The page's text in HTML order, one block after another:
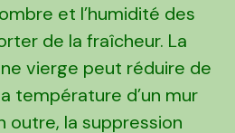
et l’humidité des
de la fraîcheur. La
vierge peut réduire de
température d’un mur
outre, la suppression